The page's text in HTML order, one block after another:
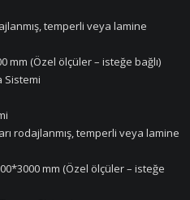
temperli veya lamine
mm (Özel ölçüler – isteğe bağlı)
Sistemi
rodajlanmış, temperli veya lamine
mm (Özel ölçüler – isteğe